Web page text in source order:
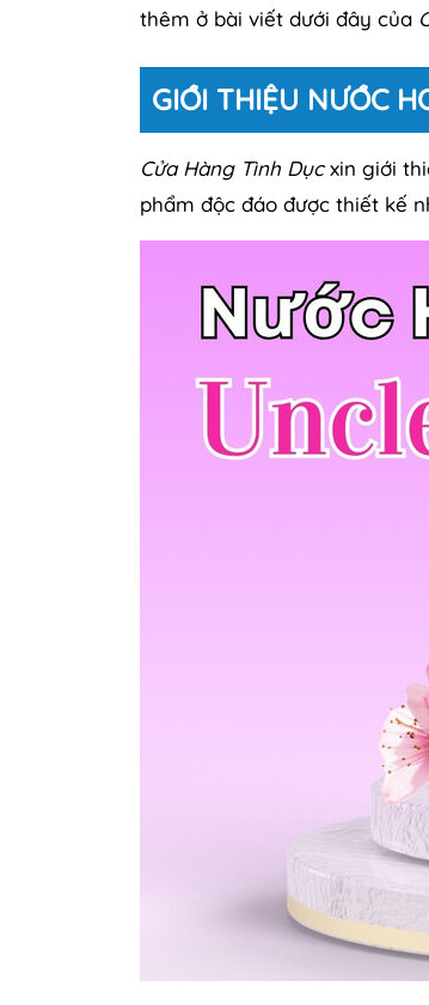
thêm ở bài viết dưới đây của
GIỚI THIỆU NƯỚC
Cửa Hàng Tình Dụcxin giới
phẩm độc đáo được thiết kế